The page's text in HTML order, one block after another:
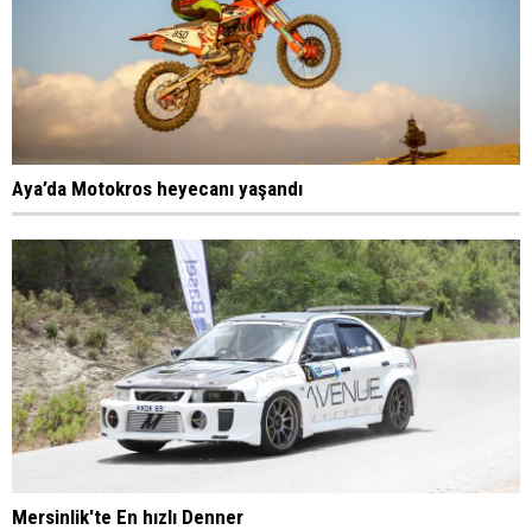
Aya’da Motokros heyecanı yaşandı
Mersinlik'te En hızlı Denner